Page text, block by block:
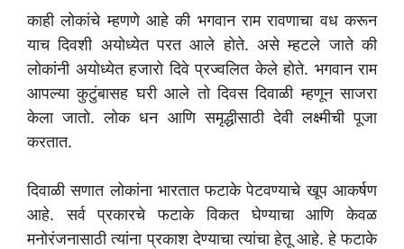
काही लोकांचे म्हणणे आहे की भगवान राम रावणाचा वध करून
याच दिवशी अयोध्येत परत आले होते. असे म्हटले जाते की
लोकांनी अयोध्येत हजारो दिवे प्रज्वलित केले होते. भगवान राम
आपल्या कुटुंबासह घरी आले तो दिवस दिवाळी म्हणून साजरा
केला जातो. लोक धन आणि समृद्धीसाठी देवी लक्ष्मीची पूजा
करतात.
दिवाळी सणात लोकांना भारतात फटाके पेटवण्याचे खूप आकर्षण
आहे. सर्व प्रकारचे फटाके विकत घेण्याचा आणि केवळ
मनोरंजनासाठी त्यांना प्रकाश देण्याचा त्यांचा हेतू आहे. हे फटाके